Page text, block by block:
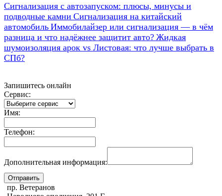
Сигнализация с автозапуском: плюсы, минусы и
подводные камни Сигнализация на китайский
автомобиль Иммобилайзер или сигнализация — в чём
разница и что надёжнее защитит авто? Жидкая
шумоизоляция арок vs Листовая: что лучше выбрать в
СПб?
Запишитесь онлайн
Сервис:
Имя:
Телефон:
Дополнительная информация:
пр. Ветеранов